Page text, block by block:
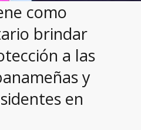
como
brindar
a las
y
en